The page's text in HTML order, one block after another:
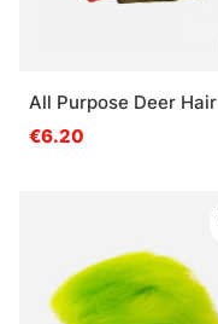
All Purpose Deer Hair
€6.20